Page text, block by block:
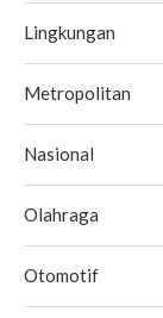
Lingkungan
Metropolitan
Nasional
Olahraga
Otomotif